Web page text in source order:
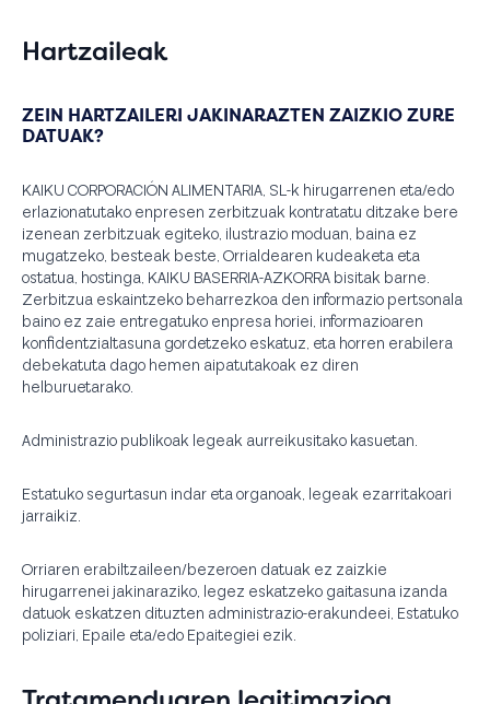
Hartzaileak
ZEIN HARTZAILERI JAKINARAZTEN ZAIZKIO ZURE
DATUAK?
KAIKU CORPORACIÓN ALIMENTARIA, SL-k hirugarrenen eta/edo
erlazionatutako enpresen zerbitzuak kontratatu ditzake bere
izenean zerbitzuak egiteko, ilustrazio moduan, baina ez
mugatzeko, besteak beste, Orrialdearen kudeaketa eta
ostatua, hostinga, KAIKU BASERRIA-AZKORRA bisitak barne.
Zerbitzua eskaintzeko beharrezkoa den informazio pertsonala
baino ez zaie entregatuko enpresa horiei, informazioaren
konfidentzialtasuna gordetzeko eskatuz, eta horren erabilera
debekatuta dago hemen aipatutakoak ez diren
helburuetarako.
Administrazio publikoak legeak aurreikusitako kasuetan.
Estatuko segurtasun indar eta organoak, legeak ezarritakoari
jarraikiz.
Orriaren erabiltzaileen/bezeroen datuak ez zaizkie
hirugarrenei jakinaraziko, legez eskatzeko gaitasuna izanda
datuok eskatzen dituzten administrazio-erakundeei, Estatuko
poliziari, Epaile eta/edo Epaitegiei ezik.